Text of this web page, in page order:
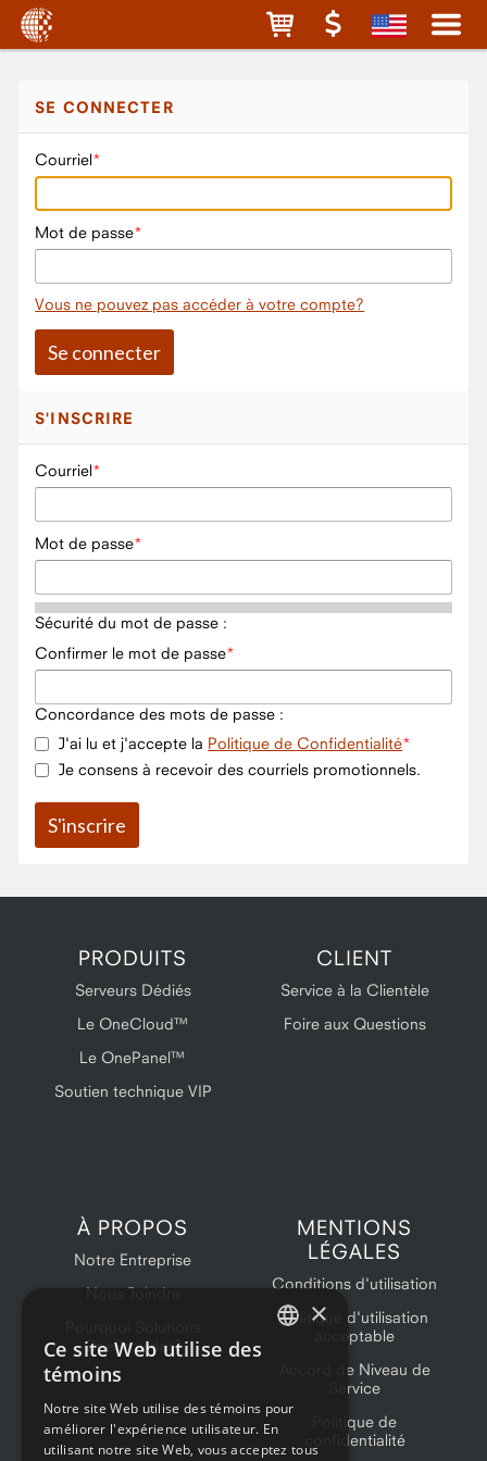
SE CONNECTER
Courriel
Mot de passe
Vous ne pouvez pas accéder à votre compte?
S'INSCRIRE
Courriel
Mot de passe
Sécurité du mot de passe :
Confirmer le mot de passe
Concordance des mots de passe :
J'ai lu et j'accepte la Politique de Confidentialité
Je consens à recevoir des courriels promotionnels.
PRODUITS
Serveurs Dédiés
Le OneCloud™
Le OnePanel™
Soutien technique VIP
CLIENT
Service à la Clientèle
Foire aux Questions
À PROPOS
Notre Entreprise
Nous Joindre
OneProvider?
MENTIONS
LÉGALES
Conditions d'utilisation
Politique d'utilisation
acceptable
Accord de Niveau de
Service
Politique de
confidentialité
×
Ce site Web utilise des
témoins
Notre site Web utilise des témoins pour
améliorer l'expérience utilisateur. En
utilisant notre site Web, vous acceptez tous